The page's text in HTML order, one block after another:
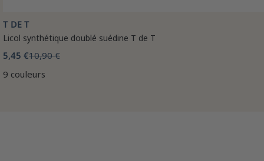
T DE T
Licol synthétique doublé suédine T de T
5,45 €10,90 €
9 couleurs